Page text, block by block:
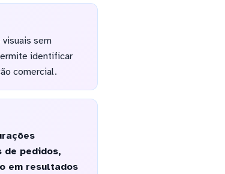
sem
identificar
comercial.
de pedidos,
em resultados